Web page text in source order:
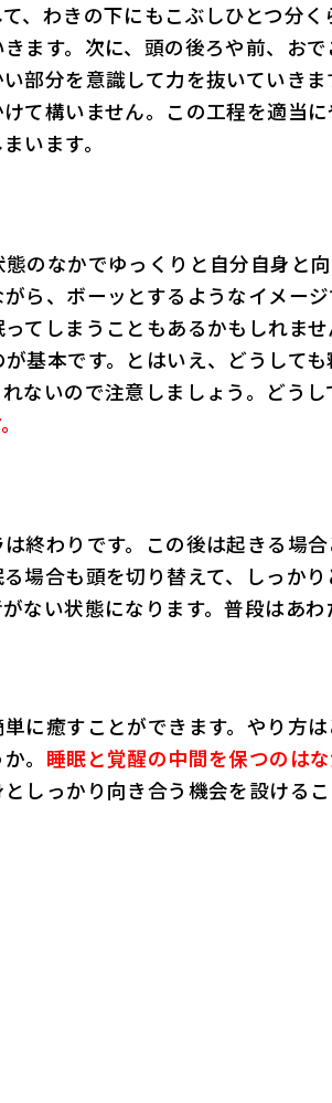
、わきの下にもこぶしひとつ分
ます。次に、頭の後ろや前、お
部分を意識して力を抜いていき
て構いません。この工程を適当
います。
のなかでゆっくりと自分自身と
ら、ボーッとするようなイメー
てしまうこともあるかもしれま
基本です。とはいえ、どうして
ないので注意しましょう。どうし
終わりです。この後は起きる場
場合も頭を切り替えて、しっか
ない状態になります。普段はあ
に癒すことができます。やり方
。 睡眠と覚醒の中間を保つのは
しっかり向き合う機会を設ける